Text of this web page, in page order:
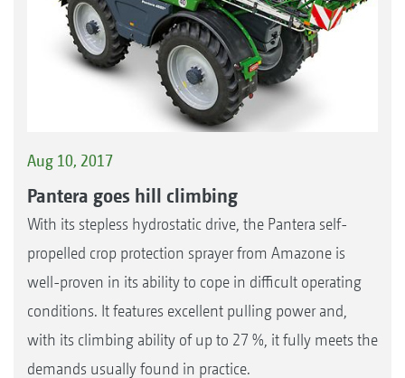
Aug 10, 2017
Pantera goes hill climbing
With its stepless hydrostatic drive, the Pantera self-
propelled crop protection sprayer from Amazone is
well-proven in its ability to cope in difficult operating
conditions. It features excellent pulling power and,
with its climbing ability of up to 27 %, it fully meets the
demands usually found in practice.